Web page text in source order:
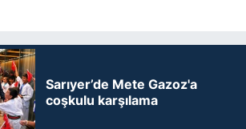
Sarıyer’de Mete Gazoz'a
coşkulu karşılama